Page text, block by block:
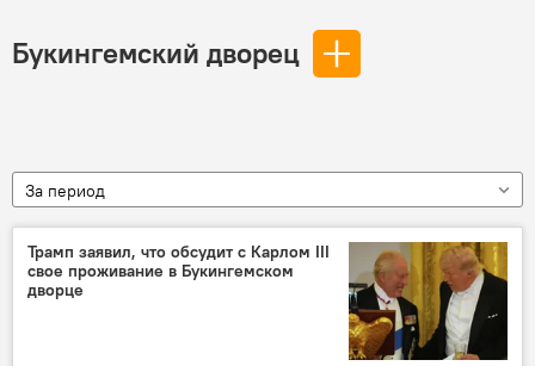
Букингемский дворец
За период
Трамп заявил, что обсудит с Карлом III
свое проживание в Букингемском
дворце